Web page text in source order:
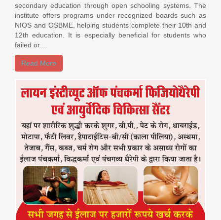
secondary education through open schooling systems. The
institute offers programs under recognized boards such as
NIOS and OSBME, helping students complete their 10th and
12th education. It is especially beneficial for students who
failed or....
Read More